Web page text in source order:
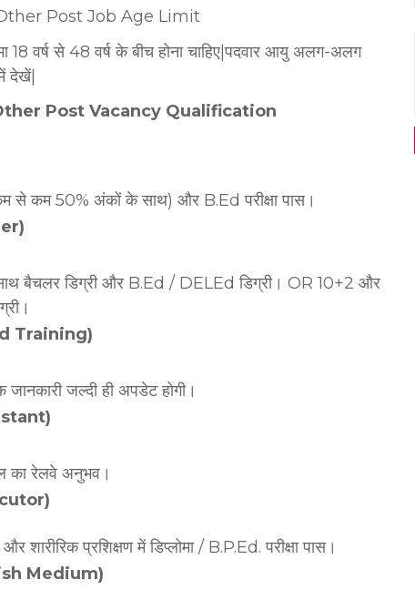
Post Job Age Limit
18 वर्ष से 48 वर्ष के बीच होना चाहिए|पदवार आयु अलग-अलग
देखें|
Post Vacancy Qualification
से कम 50% अंकों के साथ) और B.Ed परीक्षा पास।
बैचलर डिग्री और B.Ed / DELEd डिग्री। OR 10+2 और
Training)
जानकारी जल्दी ही अपडेट होगी।
का रेलवे अनुभव।
शारीरिक प्रशिक्षण में डिप्लोमा / B.P.Ed. परीक्षा पास।
Medium)